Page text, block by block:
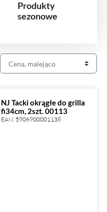
Produkty
sezonowe
NJ Tacki okrągłe do grilla
fi34cm, 2szt. 00113
EAN: 5906900001138